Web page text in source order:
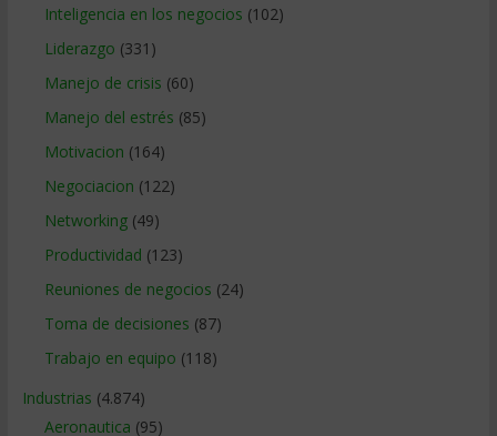
Inteligencia en los negocios (102)
Liderazgo (331)
Manejo de crisis (60)
Manejo del estrés (85)
Motivacion (164)
Negociacion (122)
Networking(49)
Productividad (123)
Reuniones de negocios (24)
Toma de decisiones (87)
Trabajo en equipo (118)
Industrias (4.874)
Aeronautica (95)